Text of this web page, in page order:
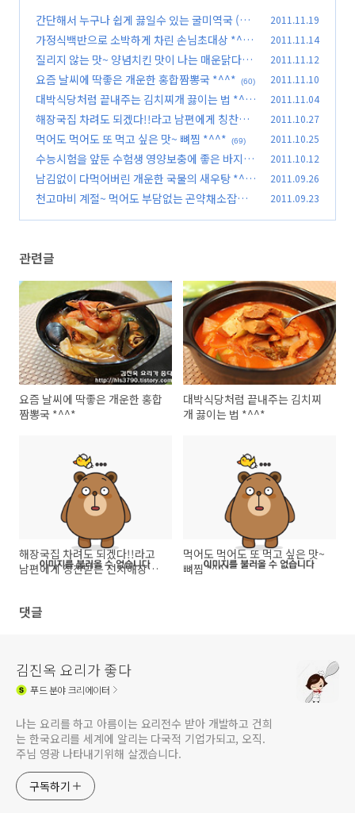
간단해서 누구나 쉽게 끓일수 있는 굴미역국 (굴
미역국 끓이는 법) (41)
2011.11.19
가정식백반으로 소박하게 차린 손님초대상 *^^*
(59)
2011.11.14
질리지 않는 맛~ 양념치킨 맛이 나는 매운닭다리
조림 *^^* (50)
2011.11.12
요즘 날씨에 딱좋은 개운한 홍합짬뽕국 *^^* (60) 2011.11.10
대박식당처럼 끝내주는 김치찌개 끓이는 법 *^^
*
(106)
2011.11.04
해장국집 차려도 되겠다!!라고 남편에게 칭찬받
은 선지해장국*^^* (85)
2011.10.27
먹어도 먹어도 또 먹고 싶은 맛~ 뼈찜 *^^* (69) 2011.10.25
수능시험을 앞둔 수험생 영양보충에 좋은 바지락
죽 *^^*
(28)
2011.10.12
남김없이 다먹어버린 개운한 국물의 새우탕 *^^
*
(38)
2011.09.26
천고마비 계절~ 먹어도 부담없는 곤약채소잡채 *
2011.09.23
관련글
요즘 날씨에 딱좋은 개운한 홍합
짬뽕국 *^^*
대박식당처럼 끝내주는 김치찌
개 끓이는 법 *^^*
해장국집 차려도 되겠다!!라고
남편에게 칭찬받은 선지해장국
먹어도 먹어도 또 먹고 싶은 맛~
뼈찜 *^^*
댓글
김진옥 요리가 좋다
푸드분야 크리에이터
나는 요리를 하고 아름이는 요리전수 받아 개발하고 건희
는 한국요리를 세계에 알리는 다국적 기업가되고, 오직.
주님 영광 나타내기위해 살겠습니다.
구독하기